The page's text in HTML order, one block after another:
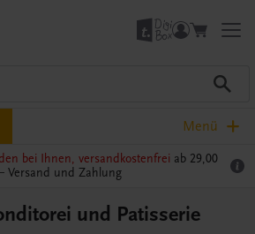
Menü
bei Ihnen, versandkostenfrei ab 29,00
Versand und Zahlung
und Patisserie